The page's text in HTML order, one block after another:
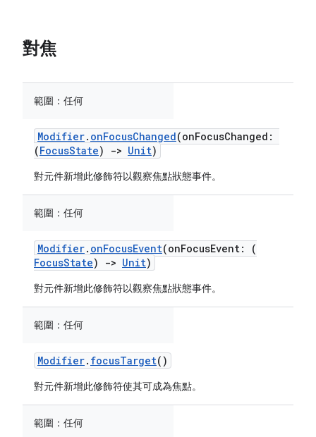
對焦
範圍： 任何
Modifier. onFocusChanged(onFocusChanged:
(FocusState) -> Unit)
對元件新增此修飾符以觀察焦點狀態事件。
範圍： 任何
Modifier. onFocusEvent(onFocusEvent: (
FocusState) -> Unit)
對元件新增此修飾符以觀察焦點狀態事件。
範圍： 任何
Modifier. focusTarget()
對元件新增此修飾符使其可成為焦點。
範圍： 任何